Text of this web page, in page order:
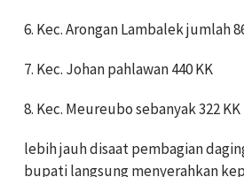
6. ⁠Kec. Arongan Lambalek jumlah
7. ⁠Kec. Johan pahlawan 440 KK
8. ⁠Kec. Meureubo sebanyak 322 KK
lebih jauh disaat pembagian
bupati langsung menyerahkan